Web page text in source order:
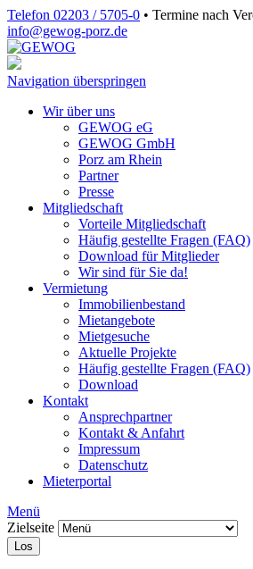
Telefon 02203 / 5705-0 • Termine nach
info@gewog‑porz.de
Navigation überspringen
Wir über uns
GEWOG eG
GEWOG GmbH
Porz am Rhein
Partner
Presse
Mitgliedschaft
Vorteile Mitgliedschaft
Häufig gestellte Fragen (FAQ)
Download für Mitglieder
Wir sind für Sie da!
Vermietung
Immobilienbestand
Mietangebote
Mietgesuche
Aktuelle Projekte
Häufig gestellte Fragen (FAQ)
Download
Kontakt
Ansprechpartner
Kontakt & Anfahrt
Impressum
Datenschutz
Mieterportal
Menü
Zielseite
Los